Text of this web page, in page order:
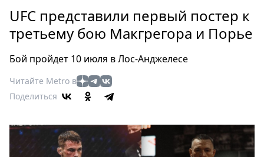
Россия
Мир
Еда
Туризм
Мода
Кино
Афиша
UFC представили первый постер к
третьему бою Макгрегора и Порье
Бой пройдет 10 июля в Лос-Анджелесе
Читайте Metro в
Поделиться